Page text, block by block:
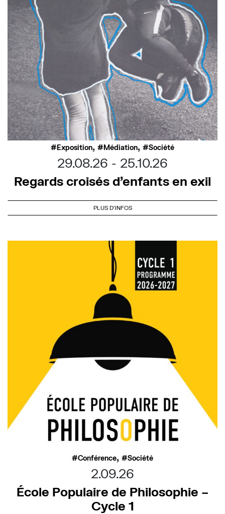
Exposition, Médiation, Société
29.08.26
25.10.26
Regards croisés d’enfants en exil
PLUS D'INFOS
Conférence, Société
2.09.26
École Populaire de Philosophie –
Cycle 1